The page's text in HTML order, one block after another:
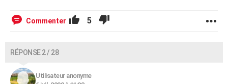
Commenter 5
RÉPONSE 2 / 28
Utilisateur anonyme